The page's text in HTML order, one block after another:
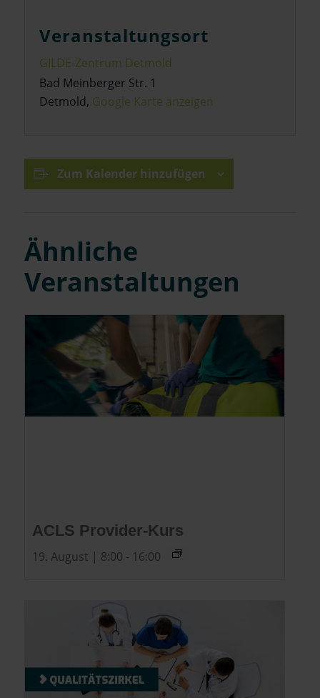
Veranstaltungsort
GILDE-Zentrum Detmold
Bad Meinberger Str. 1
Detmold, Google Karte anzeigen
Zum Kalender hinzufügen
Ähnliche
Veranstaltungen
ACLS Provider-Kurs
19. August | 8:00 - 16:00